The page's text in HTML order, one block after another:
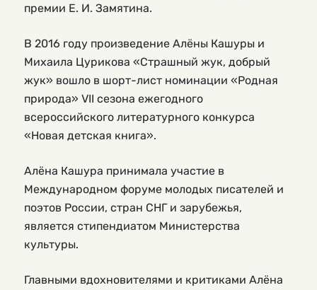
премии Е. И. Замятина.
В 2016 году произведение Алёны Кашуры и
Михаила Цурикова «Страшный жук, добрый
жук» вошло в шорт-лист номинации «Родная
природа» VII сезона ежегодного
всероссийского литературного конкурса
«Новая детская книга».
Алёна Кашура принимала участие в
Международном форуме молодых писателей и
поэтов России, стран СНГ и зарубежья,
является стипендиатом Министерства
культуры.
Главными вдохновителями и критиками Алёна